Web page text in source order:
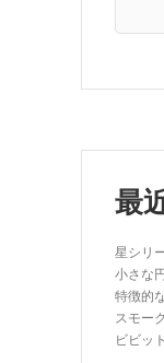
最
星シリ
小さな
特徴的
スモー
ビビッ